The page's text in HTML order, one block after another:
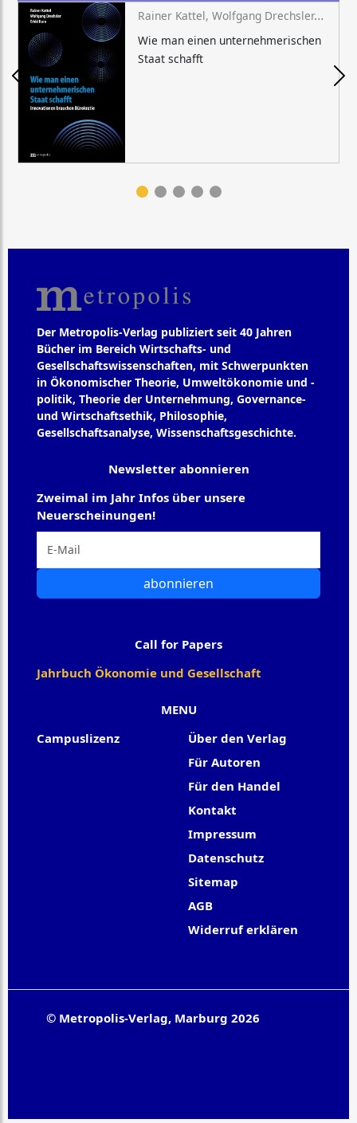
Rainer Kattel, Wolfgang Drechsler, Erkki Karo
Wie man einen unternehmerischen
Staat schafft
Der Metropolis-Verlag publiziert seit 40 Jahren
Bücher im Bereich Wirtschafts- und
Gesellschaftswissenschaften, mit Schwerpunkten
in Ökonomischer Theorie, Umweltökonomie und -
politik, Theorie der Unternehmung, Governance-
und Wirtschaftsethik, Philosophie,
Gesellschaftsanalyse, Wissenschaftsgeschichte.
MENU
Campuslizenz
Über den Verlag
Für Autoren
Für den Handel
Kontakt
Impressum
Datenschutz
Sitemap
AGB
Widerruf erklären
Newsletter abonnieren
Zweimal im Jahr Infos über unsere
Neuerscheinungen!
abonnieren
Call for Papers
Jahrbuch Ökonomie und Gesellschaft
© Metropolis-Verlag, Marburg 2026